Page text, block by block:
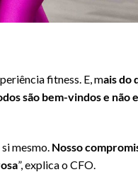
fitness. E, mais do
são bem-vindos e não
mesmo. Nosso
”, explica o CFO.